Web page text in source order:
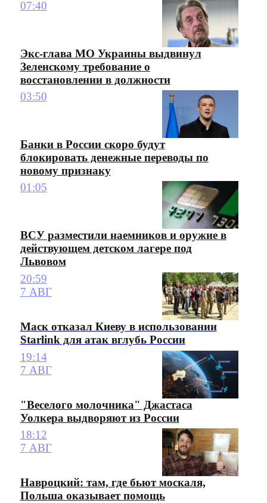
07:40
Экс-глава МО Украины выдвинул
Зеленскому требование о
восстановлении в должности
03:50
Банки в России скоро будут
блокировать денежные переводы по
новому признаку
01:05
ВСУ разместили наемников и оружие в
действующем детском лагере под
Львовом
20:59
7 АВГ
Маск отказал Киеву в использовании
Starlink для атак вглубь России
19:14
7 АВГ
"Веселого молочника" Джастаса
Уолкера выдворяют из России
18:12
7 АВГ
Навроцкий: там, где бьют москаля,
Польша оказывает помощь